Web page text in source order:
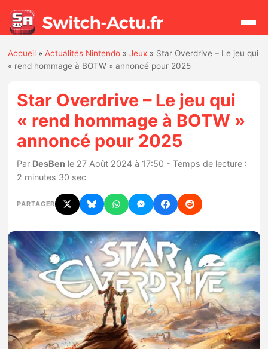
Rechercher
Actualités
Jeux
Hardware
Mises à jour
Chiffres de ventes
Rumeurs
Nintendo Direct
Tests et previews
Accueil »Actualités Nintendo »Jeux » Star Overdrive – Le jeu qui
« rend hommage à BOTW » annoncé pour 2025
Star Overdrive – Le jeu qui
« rend hommage à BOTW »
annoncé pour 2025
Par DesBen le 27 Août 2024 à 17:50 - Temps de lecture :
2 minutes 30 sec
PARTAGER